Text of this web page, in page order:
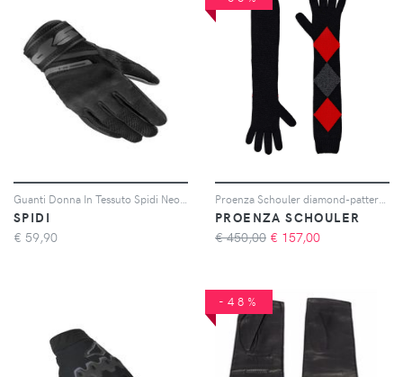
SPIDI
€ 59,90
PROENZA SCHOULER
€ 450,00 € 157,00
-48%